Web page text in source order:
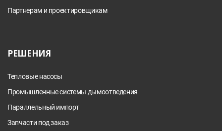
Партнерам и проектировщикам
РЕШЕНИЯ
Тепловые насосы
Промышленные системы дымоотведения
Параллельный импорт
Запчасти под заказ